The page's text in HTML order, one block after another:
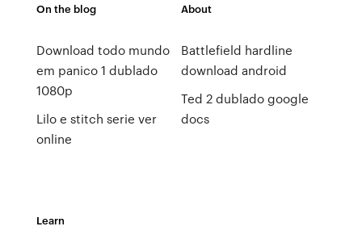
On the blog
Download todo mundo
em panico 1 dublado
1080p
Lilo e stitch serie ver
online
About
Battlefield hardline
download android
Ted 2 dublado google
docs
Learn